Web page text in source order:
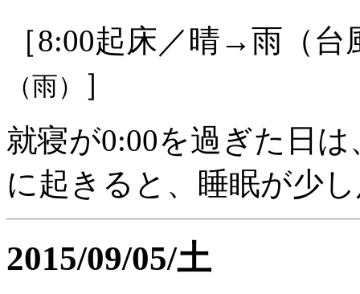
［8:00起床／晴→雨（
（雨）
］
就寝が0:00を過ぎた日
に起きると、睡眠が少
2015/09/05/土